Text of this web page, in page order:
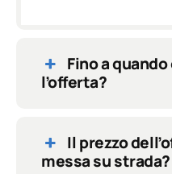
Fino a
l’offerta?
Il prezzo
messa su strada?